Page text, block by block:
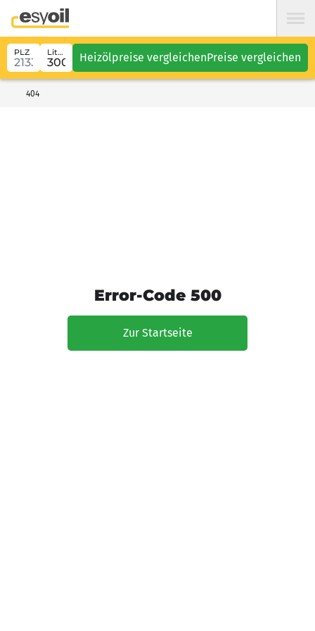
PLZ Liter Heizölpreise vergleichenPreise vergleichen
404
Error-Code 500
Zur Startseite